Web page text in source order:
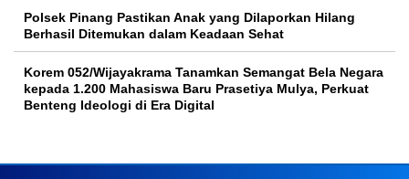
Polsek Pinang Pastikan Anak yang Dilaporkan Hilang
Berhasil Ditemukan dalam Keadaan Sehat
Korem 052/Wijayakrama Tanamkan Semangat Bela Negara
kepada 1.200 Mahasiswa Baru Prasetiya Mulya, Perkuat
Benteng Ideologi di Era Digital